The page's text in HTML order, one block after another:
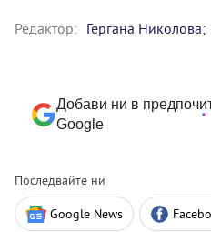
Редактор: Гергана Николова;
Добави ни в
Google
Последвайте ни
Google News